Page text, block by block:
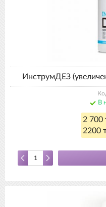
ИнструмДЕЗ
В
2 700
2200